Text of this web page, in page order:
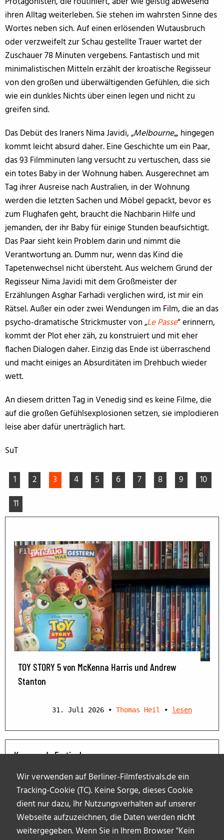
Wir verwenden auf Berliner-Filmfestivals.de ein
Tracking-Cookie (TC). Keine Sorge, dieses Cookie
dient nur dazu, Ihr Nutzungsverhalten auf unserer
Webseite aufzuzeichnen, die Daten werden nicht
weitergegeben. Wenn Sie in Ihrem Browser "Kein
ihren Alltag weiterleben. Sie stehen im wahrsten Sinne des
Wortes neben sich. Auf einen erlösenden Wutausbruch
oder verzweifelt zur Schau gestellte Trauer wartet der
Zuschauer 78 Minuten vergebens. Fantastisch und mit
minimalistischen Mitteln erzählt der kroatische Regisseur
von den großen und überwältigenden Gefühlen, die sich
wie ein dunkles Nichts über einen legen und nicht zu
greifen sind.
Das Debüt des Iraners Nima Javidi, „Melbourne„, hingegen
kommt leicht absurd daher. Eine Geschichte um ein Paar,
das 93 Filmminuten lang versucht zu vertuschen, dass sie
ein totes Baby in der Wohnung haben. Ausgerechnet am
Tag ihrer Ausreise nach Australien, in der Wohnung
werden die letzten Sachen und Möbel gepackt, bevor es
zum Flughafen geht, braucht die Nachbarin Hilfe und
jemanden, der ihr Baby für einige Stunden beaufsichtigt.
Das Paar sieht kein Problem darin und nimmt die
Verantwortung an. Dumm nur, wenn das Kind die
Tapetenwechsel nicht übersteht. Aus welchem Grund der
Regisseur Nima Javidi mit dem Großmeister der
Erzählungen Asghar Farhadi verglichen wird, ist mir ein
Rätsel. Außer ein oder zwei Wendungen im Film, die an das
psycho-dramatische Strickmuster von „Le Passe“ erinnern,
kommt der Plot eher zäh, zu konstruiert und mit eher
flachen Dialogen daher. Einzig das Ende ist überraschend
und macht einiges an Absurditäten im Drehbuch wieder
wett.
An diesem dritten Tag in Venedig sind es keine Filme, die
auf die großen Gefühlsexplosionen setzen, sie implodieren
leise aber dafür unerträglich hart.
SuT
1 2 3 4 5 6 7 8 9
10
11
Filmkritik
TOY STORY 5 von McKenna Harris und Andrew
Stanton
31. Juli 2026 • Thomas Heil • lesen
Kommende Festivals